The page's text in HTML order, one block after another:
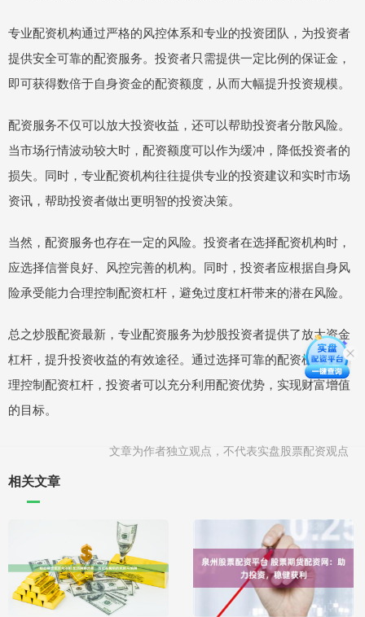
专业配资机构通过严格的风控体系和专业的投资团队，为投资者
提供安全可靠的配资服务。投资者只需提供一定比例的保证金，
即可获得数倍于自身资金的配资额度，从而大幅提升投资规模。
配资服务不仅可以放大投资收益，还可以帮助投资者分散风险。
当市场行情波动较大时，配资额度可以作为缓冲，降低投资者的
损失。同时，专业配资机构往往提供专业的投资建议和实时市场
资讯，帮助投资者做出更明智的投资决策。
当然，配资服务也存在一定的风险。投资者在选择配资机构时，
应选择信誉良好、风控完善的机构。同时，投资者应根据自身风
险承受能力合理控制配资杠杆，避免过度杠杆带来的潜在风险。
总之炒股配资最新，专业配资服务为炒股投资者提供了放大资金
杠杆，提升投资收益的有效途径。通过选择可靠的配资机构，合
理控制配资杠杆，投资者可以充分利用配资优势，实现财富增值
的目标。
文章为作者独立观点，不代表实盘股票配资观点
相关文章